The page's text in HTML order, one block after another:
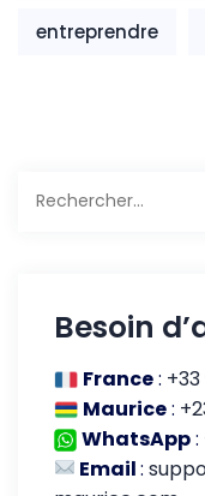
entreprendre
Besoin
France: +33
Maurice:
WhatsApp:
Email: